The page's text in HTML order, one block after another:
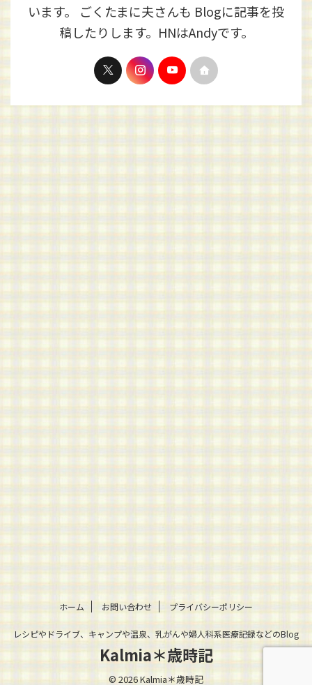
います。 ごくたまに夫さんも Blogに記事を投
稿したりします。HNはAndyです。
ホーム お問い合わせ プライバシーポリシー
レシピやドライブ、キャンプや温泉、乳がんや婦人科系医療記録などのBlog
Kalmia＊歳時記
© 2026 Kalmia＊歳時記